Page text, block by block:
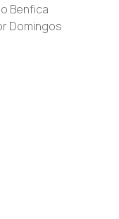
Benfica
Domingos